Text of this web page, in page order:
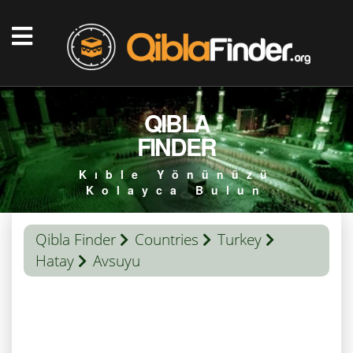
QIBLA
FINDER
Kıble Yönünüzü
Kolayca Bulun
Qibla Finder Countries
Turkey
Hatay
Avsuyu